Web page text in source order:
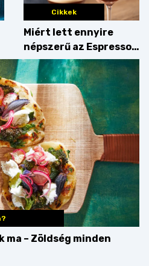
Cikkek
Miért lett ennyire
népszerű az Espresso
Martini – és mit
érdemes enni mellé?
ma – Zöldség minden